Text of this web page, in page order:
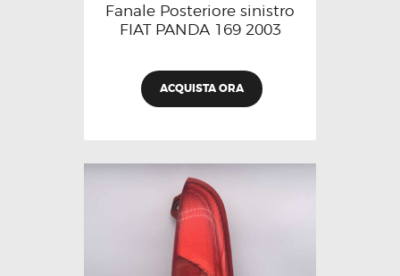
Fanale Posteriore sinistro
FIAT PANDA 169 2003
ACQUISTA ORA